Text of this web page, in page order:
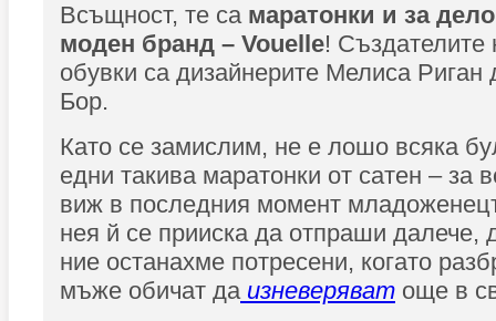
Всъщност, те са маратонки и за
моден бранд – Vouelle! Създателите
обувки са дизайнерите Мелиса
Бор.
Като се замислим, не е лошо всяка
едни такива маратонки от сатен – за
виж в последния момент
нея й се прииска да отпраши далече,
ние останахме потресени, когато
мъже обичат даизневеряват още в